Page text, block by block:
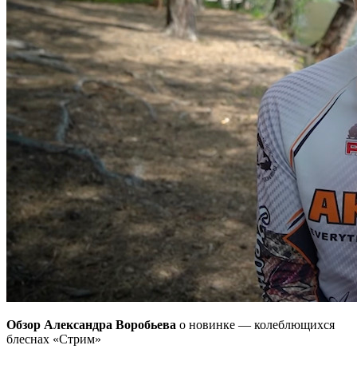
Обзор Александра Воробьева о новинке — колеблющихся
блеснах «Стрим»